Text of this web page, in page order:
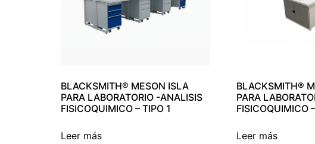
BLACKSMITH® MESON ISLA
PARA LABORATORIO -ANALISIS
FISICOQUIMICO – TIPO 1
Leer más
BLACKSMITH®
PARA
FISICOQUIMICO
Leer más